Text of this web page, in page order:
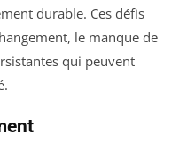
durable. Ces défis
le manque de
qui peuvent